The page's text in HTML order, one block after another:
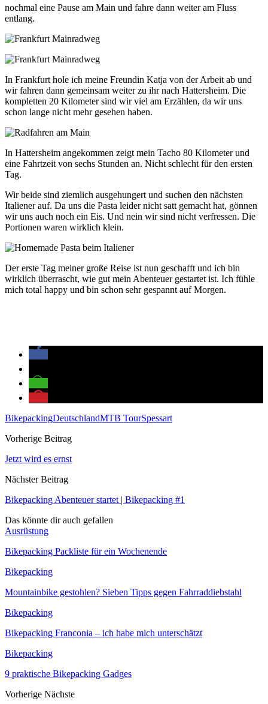
nochmal eine Pause am Main und fahre dann weiter am Fluss
entlang.
In Frankfurt hole ich meine Freundin Katja von der Arbeit ab und
wir fahren dann gemeinsam weiter zu ihr nach Hattersheim. Die
kompletten 20 Kilometer sind wir viel am Erzählen, da wir uns
schon lange nicht mehr gesehen haben.
In Hattersheim angekommen zeigt mein Tacho 80 Kilometer und
eine Fahrtzeit von sechs Stunden an. Nicht schlecht für den ersten
Tag.
Wir beide sind ziemlich ausgehungert und suchen den nächsten
Italiener auf. Da uns die Pasta leider nicht satt gemacht hat, gönnen
wir uns auch noch ein Eis. Und nein wir sind nicht verfressen. Die
Portionen waren wirklich klein.
Der erste Tag meiner große Reise ist nun geschafft und ich bin
wirklich überrascht, wie gut mein Abenteuer gestartet ist. Ich fühle
mich total happy und bin schon sehr gespannt auf Morgen.
BikepackingDeutschlandMTB TourSpessart
Vorherige Beitrag
Jetzt wird es ernst
Nächster Beitrag
Bikepacking Abenteuer startet | Bikepacking #1
Das könnte dir auch gefallen
Ausrüstung
Bikepacking Packliste für ein Wochenende
Bikepacking
Mountainbike gestohlen? Sieben Tipps gegen Fahrraddiebstahl
Bikepacking
Bikepacking Franconia – ich habe mich unterschätzt
Bikepacking
9 praktische Bikepacking Gadges
Vorherige Nächste